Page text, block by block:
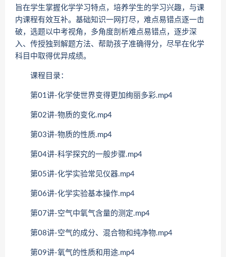
旨在学生掌握化学学习特点，培养学生的学习兴趣，与课
内课程有效互补。基础知识一网打尽，难点易错点逐一击
破，选题以中考视角，多角度剖析难点易错点，逐步深
入、传授独到解题方法、帮助孩子准确得分，尽早在化学
科目中取得优异成绩。
课程目录：
第01讲-化学使世界变得更加绚丽多彩.mp4
第02讲-物质的变化.mp4
第03讲-物质的性质.mp4
第04讲-科学探究的一般步骤.mp4
第05讲-化学实验常见仪器.mp4
第06讲-化学实验基本操作.mp4
第07讲-空气中氧气含量的测定.mp4
第08讲-空气的成分、混合物和纯净物.mp4
第09讲-氧气的性质和用途.mp4